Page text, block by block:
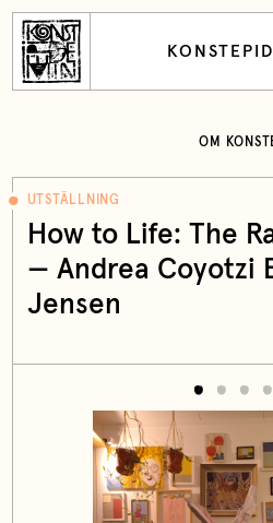
OM
UTSTÄLLNING
How to Life: The
— Andrea Coyotzi
Jensen